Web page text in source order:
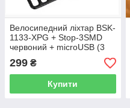
Велосипедний ліхтар BSK-
1133-XPG + Stop-3SMD
червоний + microUSB (3
режими)
299 ₴
Купити